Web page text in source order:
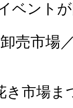
ベント
売市場
き市場ま